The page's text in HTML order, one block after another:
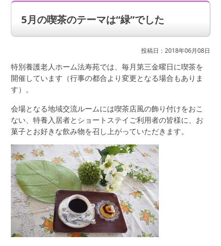
5月の喫茶のテーマは“緑”でした
投稿日：2018年06月08日
特別養護老人ホーム法寿苑では、毎月第三金曜日に喫茶を
開催しています（行事の都合より変更となる場合もありま
す）。
会場となる地域交流ルームには喫茶店風の飾り付けをおこ
ない、特養入居者とショートステイご利用者の皆様に、お
菓子とお好きな飲み物を召し上がっていただきます。